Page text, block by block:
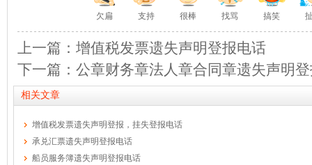
欠扁 支持 很棒 找骂 搞笑
上一篇：增值税发票遗失声明登报电话
下一篇：公章财务章法人章合同章遗失声明
相关文章
增值税发票遗失声明登报，挂失登报电话
承兑汇票遗失声明登报电话
船员服务簿遗失声明登报电话